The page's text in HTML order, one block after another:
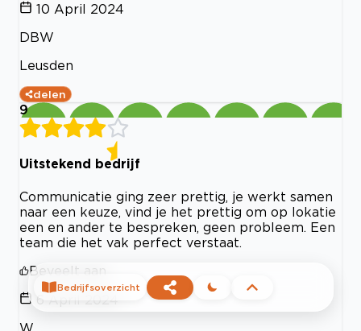
10 April 2024
DBW
Leusden
delen
9
Uitstekend bedrijf
Communicatie ging zeer prettig, je werkt samen
naar een keuze, vind je het prettig om op lokatie
een en ander te bespreken, geen probleem. Een
team die het vak perfect verstaat.
Beveelt aan
6 April 2024
W
Bedrijfsoverzicht